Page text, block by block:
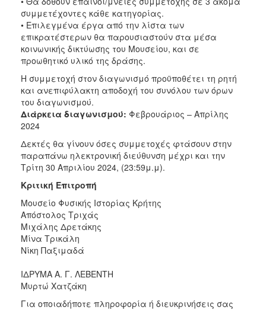
συμμετέχοντες κάθε κατηγορίας.
• Επιλεγμένα έργα από την λίστα των
επικρατέστερων θα παρουσιαστούν στα μέσα
κοινωνικής δικτύωσης του Μουσείου, και σε
προωθητικό υλικό της δράσης.
Η συμμετοχή στον διαγωνισμό προϋποθέτει τη ρητή
και ανεπιφύλακτη αποδοχή του συνόλου των όρων
του διαγωνισμού.
Διάρκεια διαγωνισμού: Φεβρουάριος – Απρίλης
2024
Δεκτές θα γίνουν όσες συμμετοχές φτάσουν στην
παραπάνω ηλεκτρονική διεύθυνση μέχρι και την
Τρίτη 30 Απριλίου 2024, (23:59μ.μ).
Κριτική Επιτροπή
Μουσείο Φυσικής Ιστορίας Κρήτης
Απόστολος Τριχάς
Μιχάλης Δρετάκης
Μίνα Τρικάλη
Νίκη Παξιμαδά
ΙΔΡΥΜΑ Α. Γ. ΛΕΒΕΝΤΗ
Μυρτώ Χατζάκη
Για οποιαδήποτε πληροφορία ή διευκρινήσεις σας